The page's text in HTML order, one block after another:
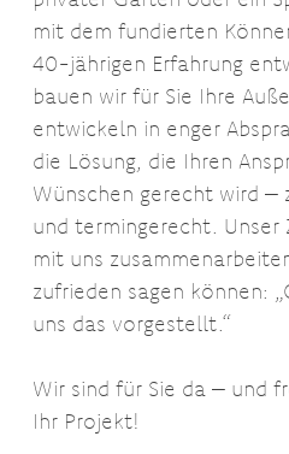
mit dem fundierten
40-jährigen Erfahrung
bauen wir für Sie Ihre
entwickeln in enger
die Lösung, die Ihren
Wünschen gerecht wird –
und termingerecht. Unser
mit uns
zufrieden sagen können:
uns das vorgestellt.“
Wir sind für Sie da – und
Ihr Projekt!